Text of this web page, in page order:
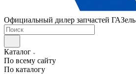
Официальный дилер запчастей ГАЗель
Каталог
По всему сайту
По каталогу